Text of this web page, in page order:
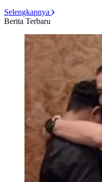
Selengkapnya
Berita Terbaru